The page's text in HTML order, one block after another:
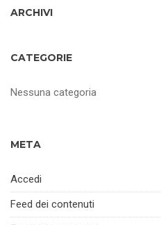
ARCHIVI
CATEGORIE
Nessuna categoria
META
Accedi
Feed dei contenuti